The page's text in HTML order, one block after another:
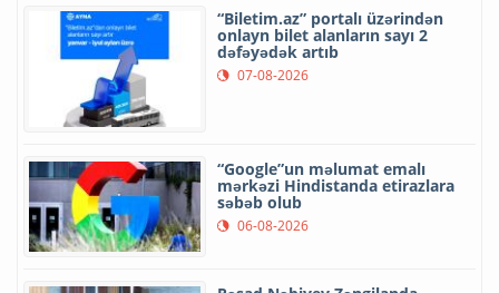
“Biletim.az” portalı üzərindən
onlayn bilet alanların sayı 2
dəfəyədək artıb
07-08-2026
“Google”un məlumat emalı
mərkəzi Hindistanda etirazlara
səbəb olub
06-08-2026